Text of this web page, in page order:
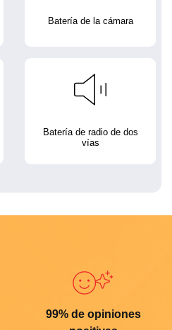
Batería de la cámara
Batería de radio de dos
vías
99% de opiniones